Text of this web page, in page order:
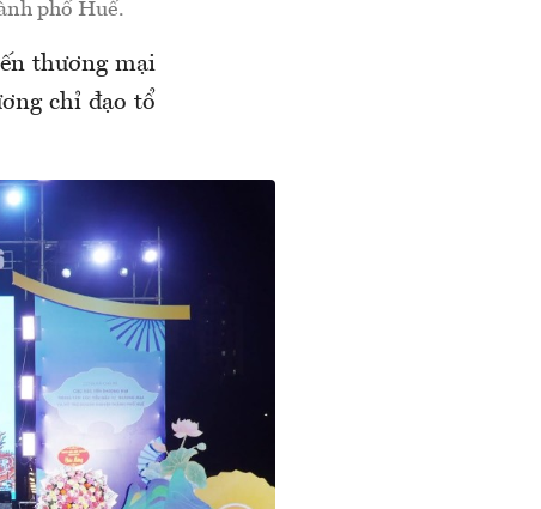
phố Huế.
thương mại
chỉ đạo tổ